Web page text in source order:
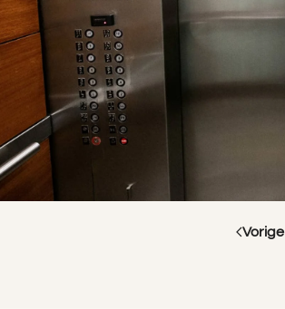
Vorige